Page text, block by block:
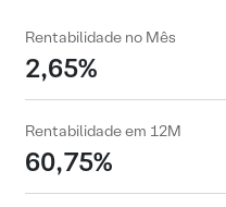
Rentabilidade no Mês
2,65%
Rentabilidade em 12M
60,75%